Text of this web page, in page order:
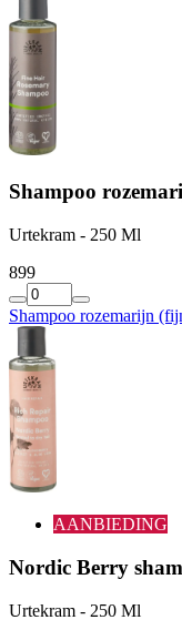
Shampoo
Urtekram - 250 Ml
899
Shampoo rozemarijn
AANBIEDING
Nordic Berry
Urtekram - 250 Ml